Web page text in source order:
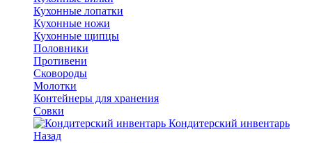
Кухонные лопатки
Кухонные ножи
Кухонные щипцы
Половники
Противени
Сковороды
Молотки
Контейнеры для хранения
Совки
Кондитерский инвентарь
Назад